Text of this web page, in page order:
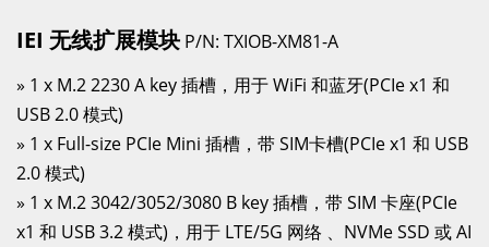
IEI 无线扩展模块 P/N: TXIOB-XM81-A
» 1 x M.2 2230 A key 插槽，用于 WiFi 和蓝牙(PCIe x1 和
USB 2.0 模式)
» 1 x Full-size PCIe Mini 插槽，带 SIM卡槽(PCIe x1 和 USB
2.0 模式)
» 1 x M.2 3042/3052/3080 B key 插槽，带 SIM 卡座(PCIe
x1 和 USB 3.2 模式)，用于 LTE/5G 网络 、NVMe SSD 或 AI